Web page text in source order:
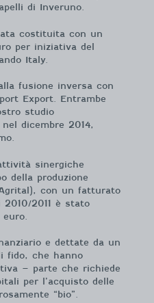
di Inveruno.
costituita con un
per iniziativa del
Italy.
fusione inversa con
Export. Entrambe
studio
dicembre 2014,
sinergiche
della produzione
con un fatturato
2011 è stato
e dettate da un
fido, che hanno
– parte che richiede
per l’acquisto delle
“bio”.